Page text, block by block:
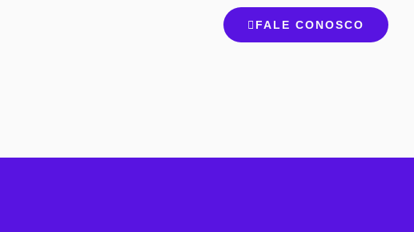
FALE CONOSCO